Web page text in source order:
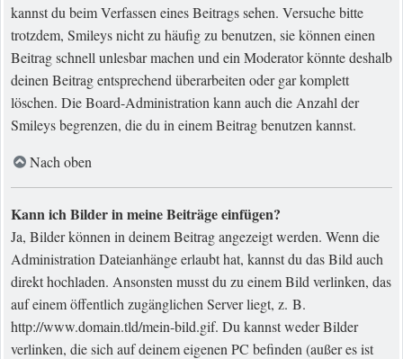
kannst du beim Verfassen eines Beitrags sehen. Versuche bitte
trotzdem, Smileys nicht zu häufig zu benutzen, sie können einen
Beitrag schnell unlesbar machen und ein Moderator könnte deshalb
deinen Beitrag entsprechend überarbeiten oder gar komplett
löschen. Die Board-Administration kann auch die Anzahl der
Smileys begrenzen, die du in einem Beitrag benutzen kannst.
Nach oben
Kann ich Bilder in meine Beiträge einfügen?
Ja, Bilder können in deinem Beitrag angezeigt werden. Wenn die
Administration Dateianhänge erlaubt hat, kannst du das Bild auch
direkt hochladen. Ansonsten musst du zu einem Bild verlinken, das
auf einem öffentlich zugänglichen Server liegt, z. B.
http://www.domain.tld/mein-bild.gif. Du kannst weder Bilder
verlinken, die sich auf deinem eigenen PC befinden (außer es ist